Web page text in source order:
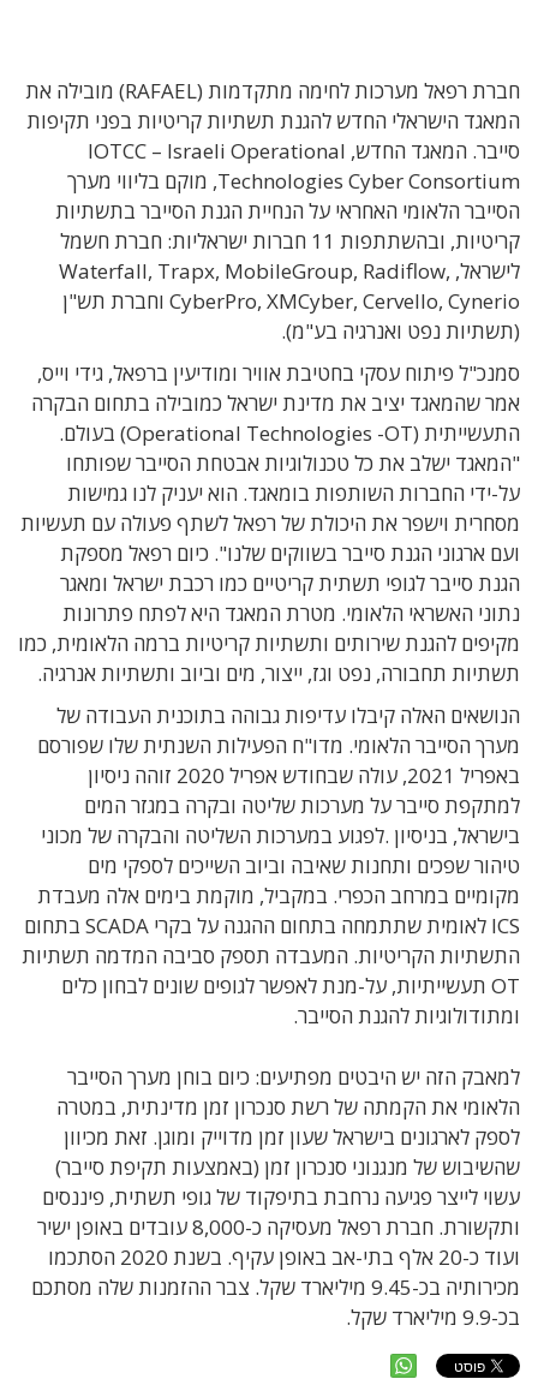
חברת רפאל מערכות לחימה מתקדמות (RAFAEL) מובילה את
המאגד הישראלי החדש להגנת תשתיות קריטיות בפני תקיפות
סייבר. המאגד החדש, IOTCC – Israeli Operational
Technologies Cyber Consortium, מוקם בליווי מערך
הסייבר הלאומי האחראי על הנחיית הגנת הסייבר בתשתיות
קריטיות, ובהשתתפות 11 חברות ישראליות: חברת חשמל
לישראל, Waterfall, Trapx, MobileGroup, Radiflow,
CyberPro, XMCyber, Cervello, Cynerio וחברת תש"ן
(תשתיות נפט ואנרגיה בע"מ).
סמנכ"ל פיתוח עסקי בחטיבת אוויר ומודיעין ברפאל, גידי וייס,
אמר שהמאגד יציב את מדינת ישראל כמובילה בתחום הבקרה
התעשייתית (Operational Technologies -OT) בעולם.
"המאגד ישלב את כל טכנולוגיות אבטחת הסייבר שפותחו
על-ידי החברות השותפות בומאגד. הוא יעניק לנו גמישות
מסחרית וישפר את היכולת של רפאל לשתף פעולה עם תעשיות
ועם ארגוני הגנת סייבר בשווקים שלנו". כיום רפאל מספקת
הגנת סייבר לגופי תשתית קריטיים כמו רכבת ישראל ומאגר
נתוני האשראי הלאומי. מטרת המאגד היא לפתח פתרונות
מקיפים להגנת שירותים ותשתיות קריטיות ברמה הלאומית, כמו
תשתיות תחבורה, נפט וגז, ייצור, מים וביוב ותשתיות אנרגיה.
הנושאים האלה קיבלו עדיפות גבוהה בתוכנית העבודה של
מערך הסייבר הלאומי. מדו"ח הפעילות השנתית שלו שפורסם
באפריל 2021, עולה שבחודש אפריל 2020 זוהה ניסיון
למתקפת סייבר על מערכות שליטה ובקרה במגזר המים
בישראל, בניסיון .לפגוע במערכות השליטה והבקרה של מכוני
טיהור שפכים ותחנות שאיבה וביוב השייכים לספקי מים
מקומיים במרחב הכפרי. במקביל, מוקמת בימים אלה מעבדת
ICS לאומית שתתמחה בתחום ההגנה על בקרי SCADA בתחום
התשתיות הקריטיות. המעבדה תספק סביבה המדמה תשתיות
OT תעשייתיות, על-מנת לאפשר לגופים שונים לבחון כלים
ומתודולוגיות להגנת הסייבר.
למאבק הזה יש היבטים מפתיעים: כיום בוחן מערך הסייבר
הלאומי את הקמתה של רשת סנכרון זמן מדינתית, במטרה
לספק לארגונים בישראל שעון זמן מדוייק ומוגן. זאת מכיוון
שהשיבוש של מנגנוני סנכרון זמן (באמצעות תקיפת סייבר)
עשוי לייצר פגיעה נרחבת בתיפקוד של גופי תשתית, פיננסים
ותקשורת. חברת רפאל מעסיקה כ-8,000 עובדים באופן ישיר
ועוד כ-20 אלף בתי-אב באופן עקיף. בשנת 2020 הסתכמו
מכירותיה בכ-9.45 מיליארד שקל. צבר ההזמנות שלה מסתכם
בכ-9.9 מיליארד שקל.